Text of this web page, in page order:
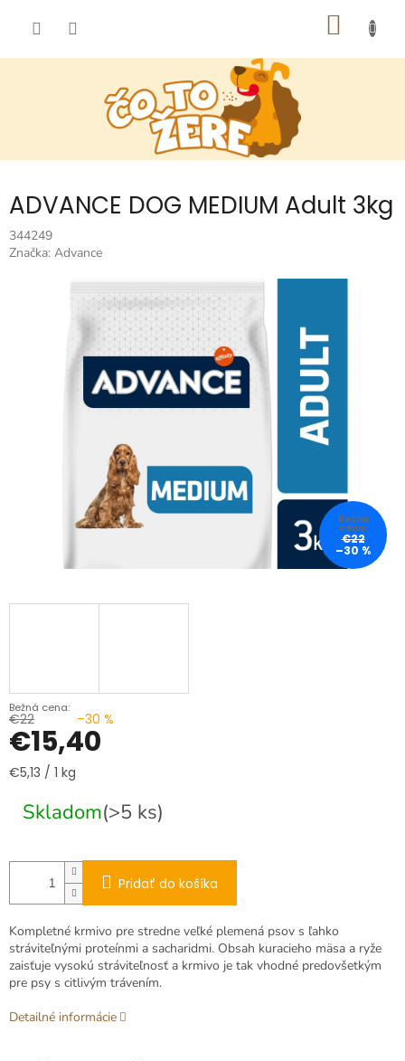
ADVANCE DOG MEDIUM Adult 3kg
344249
Značka: Advance
€22
–30 %
€22 –30 %
€15,40
Jednotková
€5,13 / 1 kg
Skladom(>5 ks)
Pridať do košíka
Kompletné krmivo pre stredne veľké plemená psov s ľahko
stráviteľnými proteínmi a sacharidmi. Obsah kuracieho mäsa a ryže
zaisťuje vysokú stráviteľnosť a krmivo je tak vhodné predovšetkým
pre psy s citlivým trávením.
Detailné informácie